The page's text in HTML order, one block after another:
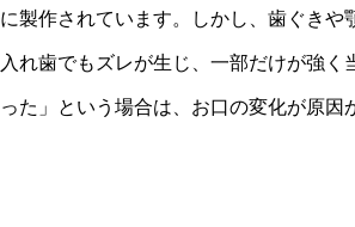
製作されています。 しかし、 歯ぐきや
れ歯でもズレが生じ、 一部だけが強く
た」という場合は、 お口の変化が原因